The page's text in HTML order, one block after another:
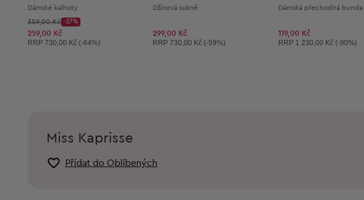
Dámské kalhoty
Původní cena:
359,00 Kč
Discount Price:
-27%
Snížená cena:
259,00 Kč
Doporučená cena:
RRP 730,00 Kč (-64%)
Džínová sukně
299,00 Kč
Doporučená cena:
RRP730,00 Kč (-59%)
Dámská přechodná bunda
119,00 Kč
Doporučená cena:
RRP 1 230,00 Kč (-90%)
Miss Kaprisse
Přídat do Oblíbených